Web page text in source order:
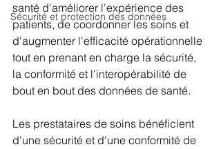
Sécurité et protection des données
santé d'améliorer l'expérience des
patients, de coordonner les soins et
d'augmenter l'efficacité opérationnelle
tout en prenant en charge la sécurité,
la conformité et l'interopérabilité de
bout en bout des données de santé.
Les prestataires de soins bénéficient
d'une sécurité et d'une conformité de